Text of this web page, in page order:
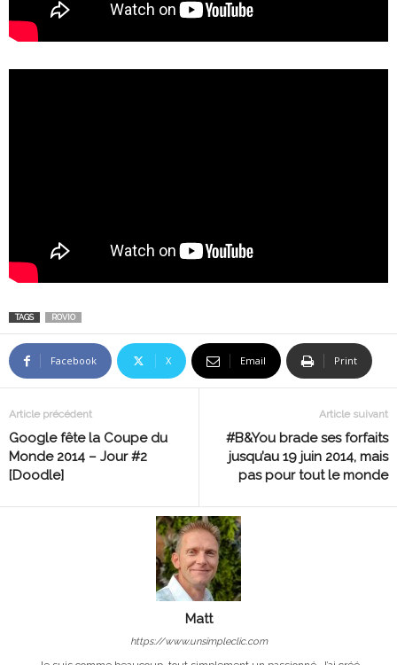
TAGS ROVIO
Facebook X Email Print
Article précédent
Google fête la Coupe du
Monde 2014 – Jour #2
[Doodle]
Article suivant
#B&You brade ses forfaits
jusqu’au 19 juin 2014, mais
pas pour tout le monde
Matt
https://www.unsimpleclic.com